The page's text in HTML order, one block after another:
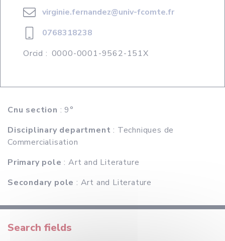
virginie.fernandez@univ-fcomte.fr
0768318238
Orcid : 0000-0001-9562-151X
Cnu section : 9°
Disciplinary department : Techniques de
Commercialisation
Primary pole : Art and Literature
Secondary pole : Art and Literature
Search fields